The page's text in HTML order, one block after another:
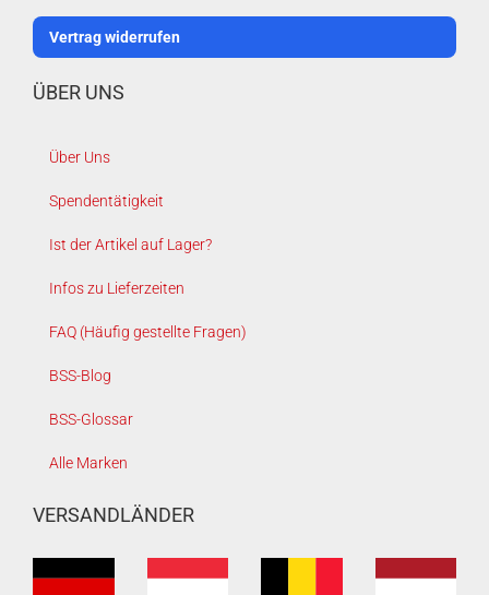
Vertrag widerrufen
ÜBER UNS
Über Uns
Spendentätigkeit
Ist der Artikel auf Lager?
Infos zu Lieferzeiten
FAQ (Häufig gestellte Fragen)
BSS-Blog
BSS-Glossar
Alle Marken
VERSANDLÄNDER